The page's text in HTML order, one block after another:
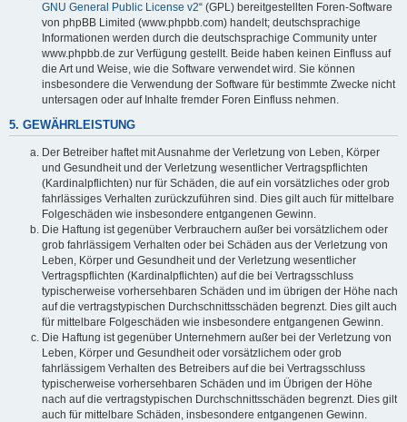
GNU General Public License v2“ (GPL) bereitgestellten Foren-Software
von phpBB Limited (www.phpbb.com) handelt; deutschsprachige
Informationen werden durch die deutschsprachige Community unter
www.phpbb.de zur Verfügung gestellt. Beide haben keinen Einfluss auf
die Art und Weise, wie die Software verwendet wird. Sie können
insbesondere die Verwendung der Software für bestimmte Zwecke nicht
untersagen oder auf Inhalte fremder Foren Einfluss nehmen.
5. GEWÄHRLEISTUNG
Der Betreiber haftet mit Ausnahme der Verletzung von Leben, Körper
und Gesundheit und der Verletzung wesentlicher Vertragspflichten
(Kardinalpflichten) nur für Schäden, die auf ein vorsätzliches oder grob
fahrlässiges Verhalten zurückzuführen sind. Dies gilt auch für mittelbare
Folgeschäden wie insbesondere entgangenen Gewinn.
Die Haftung ist gegenüber Verbrauchern außer bei vorsätzlichem oder
grob fahrlässigem Verhalten oder bei Schäden aus der Verletzung von
Leben, Körper und Gesundheit und der Verletzung wesentlicher
Vertragspflichten (Kardinalpflichten) auf die bei Vertragsschluss
typischerweise vorhersehbaren Schäden und im übrigen der Höhe nach
auf die vertragstypischen Durchschnittsschäden begrenzt. Dies gilt auch
für mittelbare Folgeschäden wie insbesondere entgangenen Gewinn.
Die Haftung ist gegenüber Unternehmern außer bei der Verletzung von
Leben, Körper und Gesundheit oder vorsätzlichem oder grob
fahrlässigem Verhalten des Betreibers auf die bei Vertragsschluss
typischerweise vorhersehbaren Schäden und im Übrigen der Höhe
nach auf die vertragstypischen Durchschnittsschäden begrenzt. Dies gilt
auch für mittelbare Schäden, insbesondere entgangenen Gewinn.